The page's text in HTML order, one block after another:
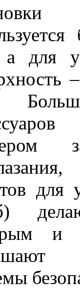
для
для
и